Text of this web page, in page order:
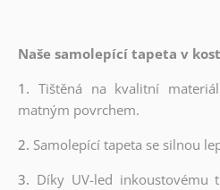
Naše samolepící tapeta v
1. Tištěná na kvalitní
matným povrchem.
2. Samolepící tapeta se silnou
3. Díky UV-led inkoustovému